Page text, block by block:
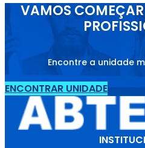
VAMOS
Encontre a unidade
ENCONTRAR UNIDADE